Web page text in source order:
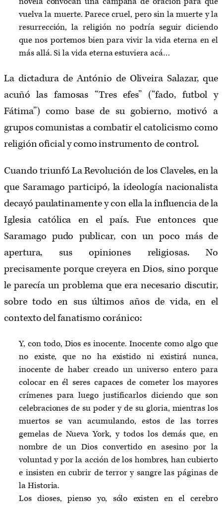
vuelva la muerte. Parece cruel, pero sin la muerte y la
resurrección, la religión no podría seguir diciendo
que nos portemos bien para vivir la vida eterna en el
más allá. Si la vida eterna estuviera acá…
La dictadura de António de Oliveira Salazar, que
acuñó las famosas “Tres efes” (“fado, futbol y
Fátima”) como base de su gobierno, motivó a
grupos comunistas a combatir el catolicismo como
religión oficial y como instrumento de control.
Cuando triunfó La Revolución de los Claveles, en la
que Saramago participó, la ideología nacionalista
decayó paulatinamente y con ella la influencia de la
Iglesia católica en el país. Fue entonces que
Saramago pudo publicar, con un poco más de
apertura, sus opiniones religiosas. No
precisamente porque creyera en Dios, sino porque
le parecía un problema que era necesario discutir,
sobre todo en sus últimos años de vida, en el
contexto del fanatismo coránico:
Y, con todo, Dios es inocente. Inocente como algo que
no existe, que no ha existido ni existirá nunca,
inocente de haber creado un universo entero para
colocar en él seres capaces de cometer los mayores
crímenes para luego justificarlos diciendo que son
celebraciones de su poder y de su gloria, mientras los
muertos se van acumulando, estos de las torres
gemelas de Nueva York, y todos los demás que, en
nombre de un Dios convertido en asesino por la
voluntad y por la acción de los hombres, han cubierto
e insisten en cubrir de terror y sangre las páginas de
la Historia.
Los dioses, pienso yo, sólo existen en el cerebro